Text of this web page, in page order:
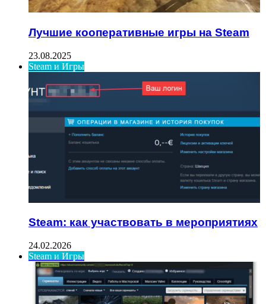
Лучшие кооперативные игры на Steam
23.08.2025
Steam и Игры
Steam: как участвовать в мероприятиях
24.02.2026
Steam и Игры